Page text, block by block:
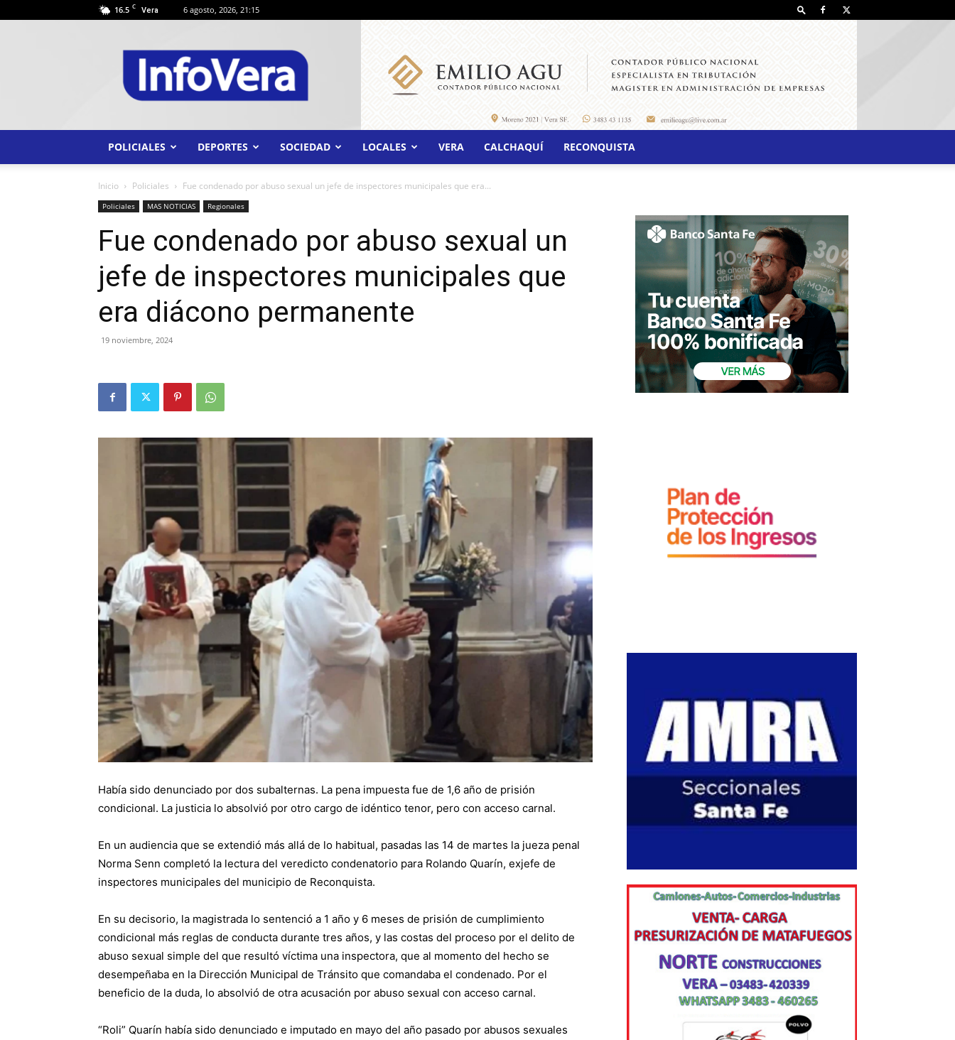
16.5 C Vera 6 agosto, 2026, 21:15
INFO
VERA
POLICIALES DEPORTES SOCIEDAD LOCALES VERA CALCHAQUÍ RECONQUISTA
Inicio Policiales Fue condenado por abuso sexual un jefe de inspectores municipales que era...
Policiales MAS NOTICIAS Regionales
Fue condenado por abuso sexual un
jefe de inspectores municipales que
era diácono permanente
19 noviembre, 2024
Había sido denunciado por dos subalternas. La pena impuesta fue de 1,6 año de prisión
condicional. La justicia lo absolvió por otro cargo de idéntico tenor, pero con acceso carnal.
En un audiencia que se extendió más allá de lo habitual, pasadas las 14 de martes la jueza penal
Norma Senn completó la lectura del veredicto condenatorio para Rolando Quarín, exjefe de
inspectores municipales del municipio de Reconquista.
En su decisorio, la magistrada lo sentenció a 1 año y 6 meses de prisión de cumplimiento
condicional más reglas de conducta durante tres años, y las costas del proceso por el delito de
abuso sexual simple del que resultó víctima una inspectora, que al momento del hecho se
desempeñaba en la Dirección Municipal de Tránsito que comandaba el condenado. Por el
beneficio de la duda, lo absolvió de otra acusación por abuso sexual con acceso carnal.
“Roli” Quarín había sido denunciado e imputado en mayo del año pasado por abusos sexuales